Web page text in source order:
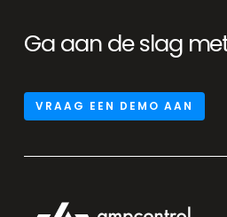
Ga aan de slag
VRAAG EEN DEMO AAN